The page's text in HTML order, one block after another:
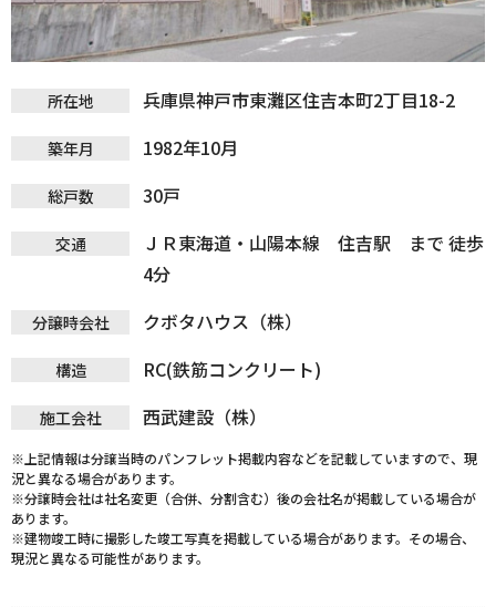
所在地 兵庫県神戸市東灘区住吉本町2丁目18-2
築年月 1982年10月
総戸数 30戸
交通
ＪＲ東海道・山陽本線 住吉駅 まで 徒歩
4分
分譲時会社 クボタハウス（株）
構造 RC(鉄筋コンクリート)
施工会社 西武建設（株）
※上記情報は分譲当時のパンフレット掲載内容などを記載していますので、現
況と異なる場合があります。
※分譲時会社は社名変更（合併、分割含む）後の会社名が掲載している場合が
あります。
※建物竣工時に撮影した竣工写真を掲載している場合があります。その場合、
現況と異なる可能性があります。